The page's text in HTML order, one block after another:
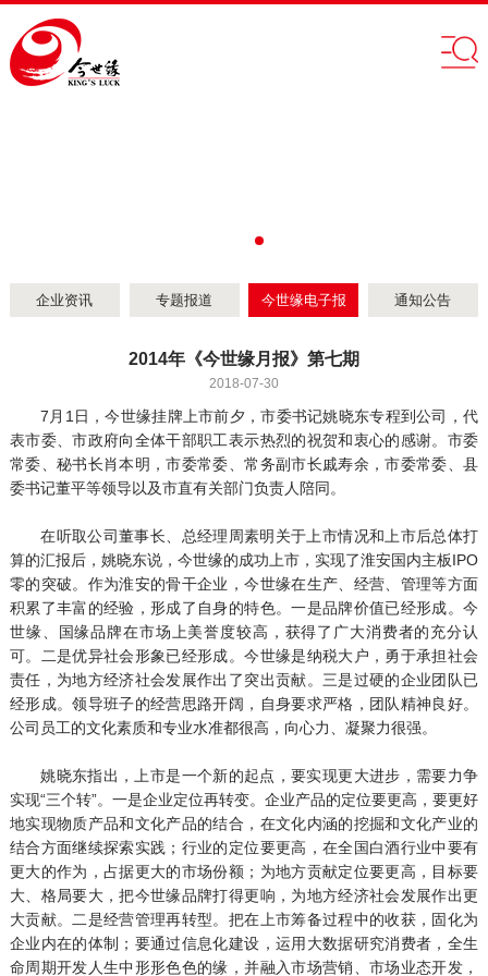
企业资讯 专题报道 今世缘电子报 通知公告
2014年《今世缘月报》第七期
2018-07-30
7月1日，今世缘挂牌上市前夕，市委书记姚晓东专程到公司，代
表市委、市政府向全体干部职工表示热烈的祝贺和衷心的感谢。市委
常委、秘书长肖本明，市委常委、常务副市长戚寿余，市委常委、县
委书记董平等领导以及市直有关部门负责人陪同。
在听取公司董事长、总经理周素明关于上市情况和上市后总体打
算的汇报后，姚晓东说，今世缘的成功上市，实现了淮安国内主板IPO
零的突破。作为淮安的骨干企业，今世缘在生产、经营、管理等方面
积累了丰富的经验，形成了自身的特色。一是品牌价值已经形成。今
世缘、国缘品牌在市场上美誉度较高，获得了广大消费者的充分认
可。二是优异社会形象已经形成。今世缘是纳税大户，勇于承担社会
责任，为地方经济社会发展作出了突出贡献。三是过硬的企业团队已
经形成。领导班子的经营思路开阔，自身要求严格，团队精神良好。
公司员工的文化素质和专业水准都很高，向心力、凝聚力很强。
姚晓东指出，上市是一个新的起点，要实现更大进步，需要力争
实现“三个转”。一是企业定位再转变。企业产品的定位要更高，要更好
地实现物质产品和文化产品的结合，在文化内涵的挖掘和文化产业的
结合方面继续探索实践；行业的定位要更高，在全国白酒行业中要有
更大的作为，占据更大的市场份额；为地方贡献定位要更高，目标要
大、格局要大，把今世缘品牌打得更响，为地方经济社会发展作出更
大贡献。二是经营管理再转型。把在上市筹备过程中的收获，固化为
企业内在的体制；要通过信息化建设，运用大数据研究消费者，全生
命周期开发人生中形形色色的缘，并融入市场营销、市场业态开发，